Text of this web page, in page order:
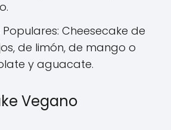
Populares: Cheesecake de
de limón, de mango o
y aguacate.
Vegano